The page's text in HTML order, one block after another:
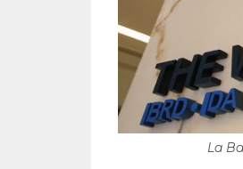
La